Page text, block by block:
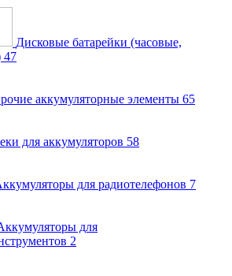
Дисковые батарейки (часовые,
47
аккумуляторные элементы 65
для аккумуляторов 58
для радиотелефонов 7
для
2